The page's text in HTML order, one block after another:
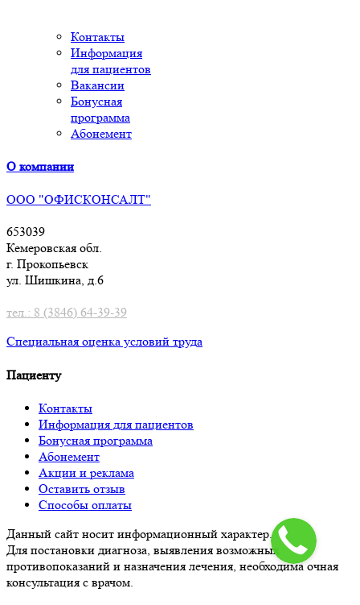
Контакты
Информация
для пациентов
Вакансии
Бонусная
программа
Абонемент
О компании
ООО "ОФИСКОНСАЛТ"
653039
Кемеровская обл.
г. Прокопьевск
ул. Шишкина, д.6
тел.: 8 (3846) 64-39-39
Специальная оценка условий труда
Пациенту
Контакты
Информация для пациентов
Бонусная программа
Абонемент
Акции и реклама
Оставить отзыв
Способы оплаты
Данный сайт носит информационный характер.
Для постановки диагноза, выявления возможных
противопоказаний и назначения лечения, необходима очная
консультация с врачом.